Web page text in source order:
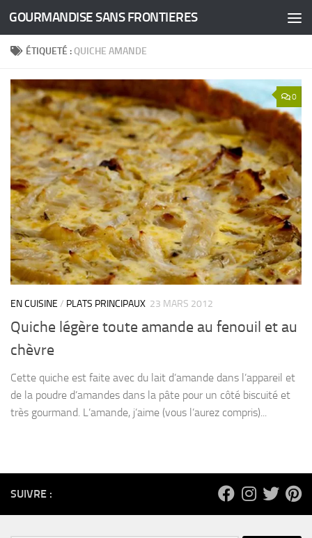
Skip to content
GOURMANDISE SANS FRONTIERES
ÉTIQUETÉ :QUICHE AMANDE
0
EN CUISINE / PLATS PRINCIPAUX 23 MARS 2012
Quiche légère toute amande au fenouil et au
chèvre
Cette quiche est faite avec du lait d’amande dans l’appareil et
de la poudre d’amandes dans la pâte pour un côté biscuité et
très gourmand. L’amande, j’aime (vous l’aurez compris)...
SUIVRE :